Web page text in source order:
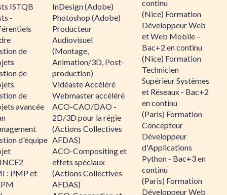
ISTQB
-
de
de
de
avancée
d'équipe
: PMP et
InDesign (Adobe)
Photoshop (Adobe)
Producteur
Audiovisuel
(Montage,
Animation/3D, Post-
production)
Vidéaste Accéléré
Webmaster accéléré
ACO-CAO/DAO -
2D/3D pour la régie
(Actions Collectives
AFDAS)
ACO-Compositing et
effets spéciaux
(Actions Collectives
AFDAS)
continu
(Nice) Formation
Développeur Web
et Web Mobile –
Bac+2 en continu
(Nice) Formation
Technicien
Supérieur Systèmes
et Réseaux - Bac+2
en continu
(Paris) Formation
Concepteur
Développeur
d'Applications
Python - Bac+3 en
continu
(Paris) Formation
Développeur Web